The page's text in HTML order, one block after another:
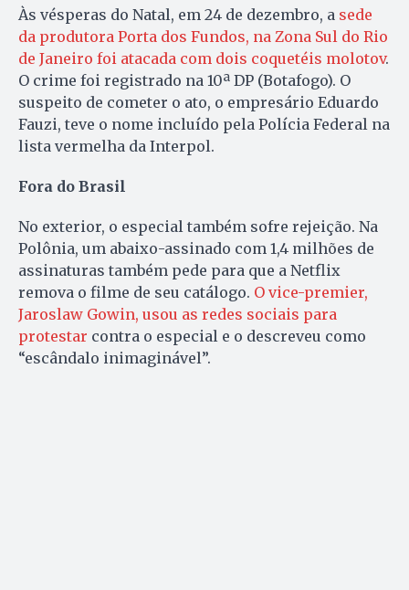
Às vésperas do Natal, em 24 de dezembro, a sede
da produtora Porta dos Fundos, na Zona Sul do Rio
de Janeiro foi atacada com dois coquetéis molotov.
O crime foi registrado na 10ª DP (Botafogo). O
suspeito de cometer o ato, o empresário Eduardo
Fauzi, teve o nome incluído pela Polícia Federal na
lista vermelha da Interpol.
Fora do Brasil
No exterior, o especial também sofre rejeição. Na
Polônia, um abaixo-assinado com 1,4 milhões de
assinaturas também pede para que a Netflix
remova o filme de seu catálogo. O vice-premier,
Jaroslaw Gowin, usou as redes sociais para
protestar contra o especial e o descreveu como
“escândalo inimaginável”.